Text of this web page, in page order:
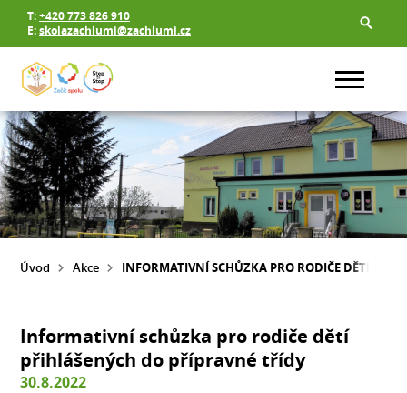
T:+420 773 826 910
E:skolazachlumi@zachlumi.cz
Úvod Akce INFORMATIVNÍ SCHŮZKA PRO RODIČE DĚTÍ
Informativní schůzka pro rodiče dětí
přihlášených do přípravné třídy
30.8.2022